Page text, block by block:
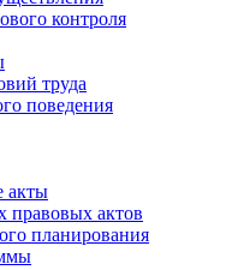
контроля
труда
поведения
акты
актов
планирования